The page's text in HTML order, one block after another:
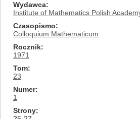
Wydawca
Institute of Mathematics Polish
Czasopismo
Colloquium Mathematicum
Rocznik
1971
Tom
23
Numer
1
Strony